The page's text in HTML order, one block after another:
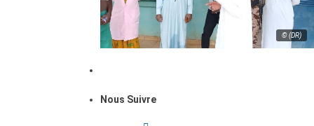
© (DR)
Nous Suivre